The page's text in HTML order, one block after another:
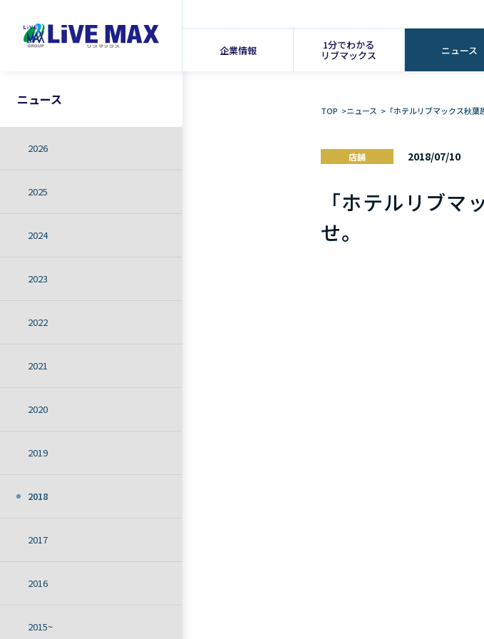
企業情報 1分でわかる
リブマックス ニュース
ニュース
2026
2025
2024
2023
2022
2021
2020
2019
2018
2017
2016
2015~
TOP >ニュース > 「ホテルリブマックス秋葉
店舗 2018/07/10
「ホテルリブマ
せ。